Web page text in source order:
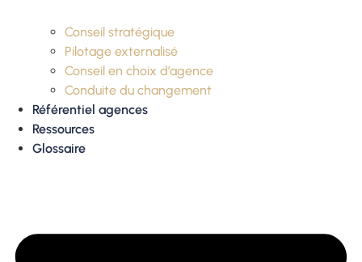
Conseil stratégique
Pilotage externalisé
Conseil en choix d’agence
Conduite du changement
Référentiel agences
Ressources
Glossaire